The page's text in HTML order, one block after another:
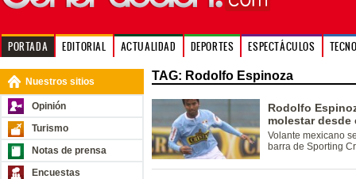
PORTADA EDITORIAL ACTUALIDAD DEPORTES ESPECTÁCULOS
Nuestros sitios
Opinión
Turismo
Notas de prensa
Encuestas
TAG: Rodolfo Espinoza
Rodolfo
molestar
Volante mexicano
barra de Sporting